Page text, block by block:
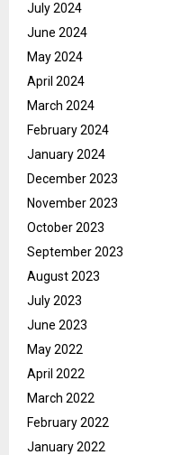
July 2024
June 2024
May 2024
April 2024
March 2024
February 2024
January 2024
December 2023
November 2023
October 2023
September 2023
August 2023
July 2023
June 2023
May 2022
April 2022
March 2022
February 2022
January 2022